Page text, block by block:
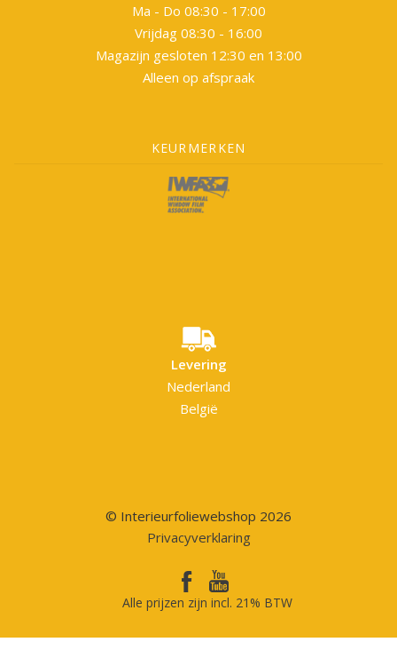
Ma - Do 08:30 - 17:00
Vrijdag 08:30 - 16:00
Magazijn gesloten 12:30 en 13:00
Alleen op afspraak
KEURMERKEN
Levering
Nederland
België
© Interieurfoliewebshop 2026
Privacyverklaring
Alle prijzen zijn incl. 21% BTW